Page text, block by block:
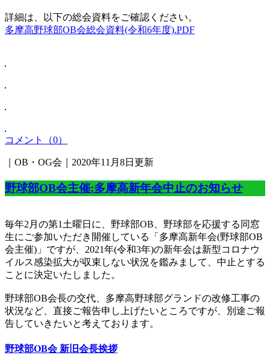
詳細は、以下の総会資料をご確認ください。
多摩高野球部OB会総会資料(令和6年度).PDF
コメント（0）
｜OB・OG会｜2020年11月8日更新
野球部OB会主催:多摩高新年会中止のお知らせ
毎年2月の第1土曜日に、野球部OB、野球部を応援する同窓
生にご参加いただき開催している「多摩高新年会(野球部OB
会主催)」ですが、2021年(令和3年)の新年会は新型コロナウ
イルス感染拡大が収束しない状況を鑑みまして、中止とする
ことに決定いたしました。
野球部OB会長の交代、多摩高野球部グランドの改修工事の
状況など、直接ご報告申し上げたいところですが、別途ご報
告していきたいと考えております。
野球部OB会 新旧会長挨拶